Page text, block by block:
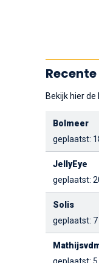
Bekijk hier
Bolmeer
geplaatst:
JellyEye
geplaatst:
Solis
geplaatst: